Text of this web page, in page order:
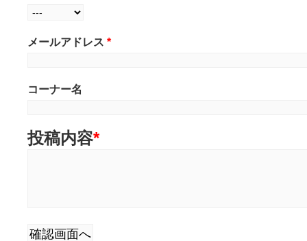
メールアドレス *
コーナー名
投稿内容*